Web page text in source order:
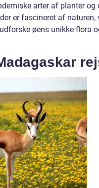
arter af planter og
er fascineret af naturen,
øens unikke flora